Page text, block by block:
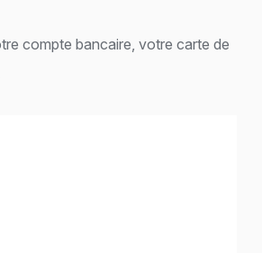
compte bancaire, votre carte de